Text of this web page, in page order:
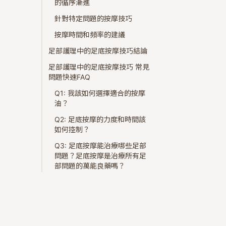
的循序漸進
針對特定問題的按摩技巧
按摩時間和頻率的建議
足部護理中的足底按摩技巧結論
足部護理中的足底按摩技巧 常見
問題快速FAQ
Q1: 我該如何選擇適合的按摩
油？
Q2: 足底按摩的力度和時間該
如何控制？
Q3: 足底按摩能治療哪些足部
問題？足底按摩是治療所有足
部問題的萬能良藥嗎？